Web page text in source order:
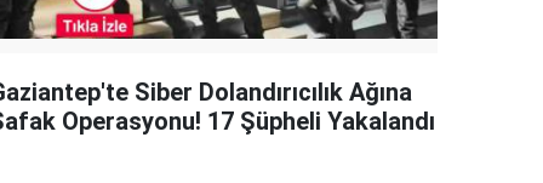
Siber Dolandırıcılık Ağına
Operasyonu! 17 Şüpheli Yakalandı